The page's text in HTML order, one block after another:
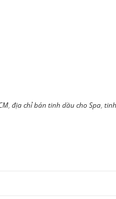
, địa chỉ bán tinh dầu cho Spa,